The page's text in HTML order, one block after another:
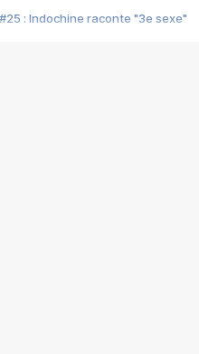
#25 : Indochine raconte "3e sexe"